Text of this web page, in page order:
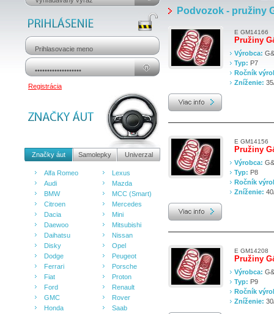
Registrácia
Značky áut Samolepky Univerzal
Alfa Romeo
Audi
BMW
Citroen
Dacia
Daewoo
Daihatsu
Disky
Dodge
Ferrari
Fiat
Ford
GMC
Honda
Lexus
Mazda
MCC (Smart)
Mercedes
Mini
Mitsubishi
Nissan
Opel
Peugeot
Porsche
Proton
Renault
Rover
Saab
Podvozok - pružiny
E GM14166
Pružiny
Výrobca:
Typ: P7
Ročník
Zníženie:
E GM14156
Pružiny
Výrobca:
Typ: P8
Ročník
Zníženie:
E GM14208
Pružiny
Výrobca:
Typ: P9
Ročník
Zníženie: